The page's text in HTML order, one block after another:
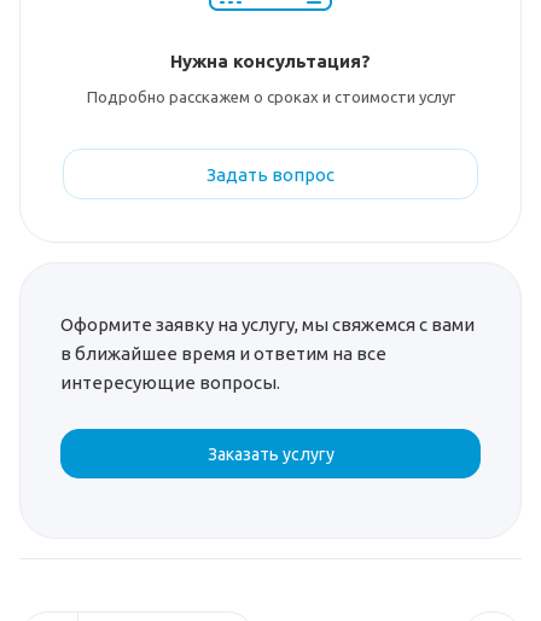
Нужна консультация?
Подробно расскажем о сроках и стоимости услуг
Задать вопрос
Оформите заявку на услугу, мы свяжемся с вами
в ближайшее время и ответим на все
интересующие вопросы.
Заказать услугу